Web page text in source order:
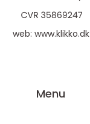
web: www.klikko.dk
Menu